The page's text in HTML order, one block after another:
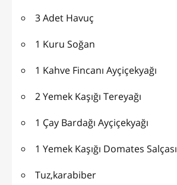
3 Adet Havuç
1 Kuru Soğan
1 Kahve Fincanı Ayçiçekyağı
2 Yemek Kaşığı Tereyağı
1 Çay Bardağı Ayçiçekyağı
1 Yemek Kaşığı Domates Salçası
Tuz,karabiber